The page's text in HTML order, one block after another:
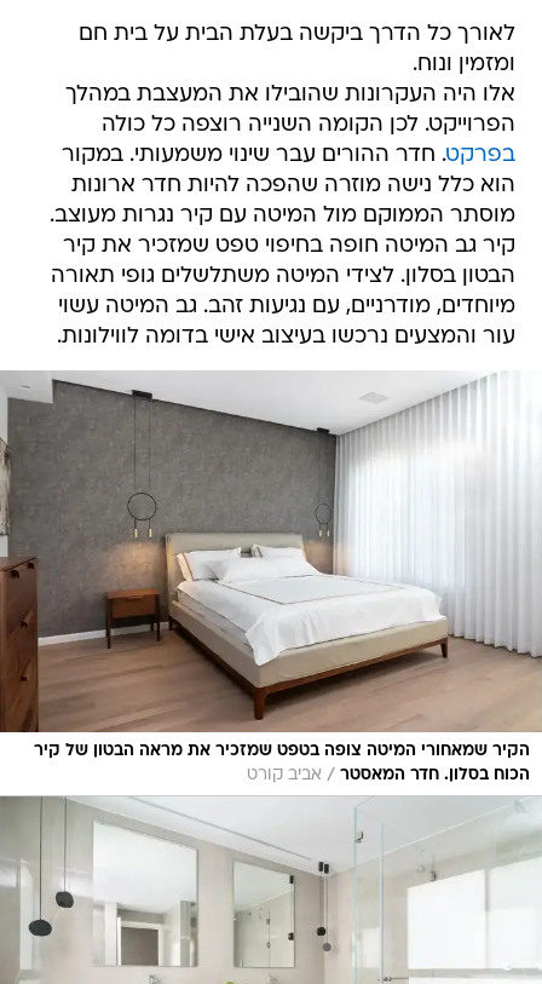
לאורך כל הדרך ביקשה בעלת הבית על בית חם
ומזמין ונוח.
אלו היה העקרונות שהובילו את המעצבת במהלך
הפרוייקט. לכן הקומה השנייה רוצפה כל כולה
בפרקט. חדר ההורים עבר שינוי משמעותי. במקור
הוא כלל נישה מוזרה שהפכה להיות חדר ארונות
מוסתר הממוקם מול המיטה עם קיר נגרות מעוצב.
קיר גב המיטה חופה בחיפוי טפט שמזכיר את קיר
הבטון בסלון. לצידי המיטה משתלשלים גופי תאורה
מיוחדים, מודרניים, עם נגיעות זהב. גב המיטה עשוי
עור והמצעים נרכשו בעיצוב אישי בדומה לווילונות.
הקיר שמאחורי המיטה צופה בטפט שמזכיר את מראה הבטון של קיר
הכוח בסלון. חדר המאסטר / אביב קורט